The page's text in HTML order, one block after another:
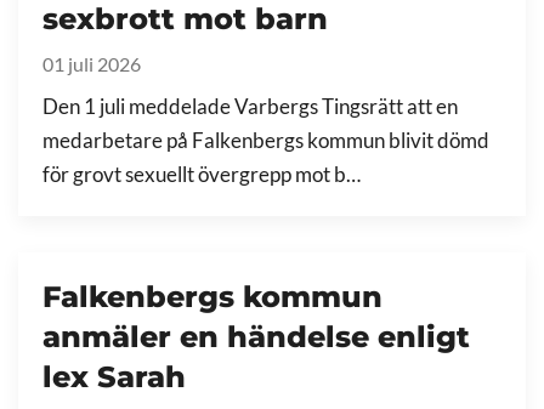
sexbrott mot barn
01 juli 2026
Den 1 juli meddelade Varbergs Tingsrätt att en
medarbetare på Falkenbergs kommun blivit dömd
för grovt sexuellt övergrepp mot b…
Falkenbergs kommun
anmäler en händelse enligt
lex Sarah